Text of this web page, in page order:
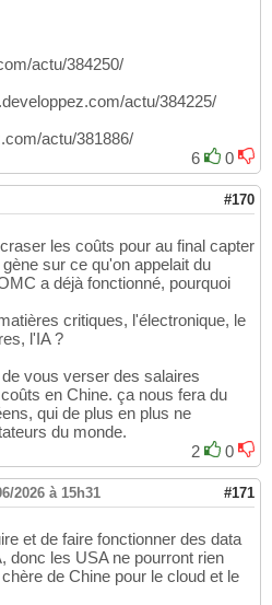
actu/384250/
actu/384225/
actu/381886/
6
0
#170
les coûts pour au final capter
sur ce qu'on appelait du
a déjà fonctionné, pourquoi
critiques, l'électronique, le
l'IA ?
vous verser des salaires
en Chine. ça nous fera du
qui de plus en plus ne
du monde.
2
0
2026 à 15h31 #171
et de faire fonctionner des data
donc les USA ne pourront rien
de Chine pour le cloud et le